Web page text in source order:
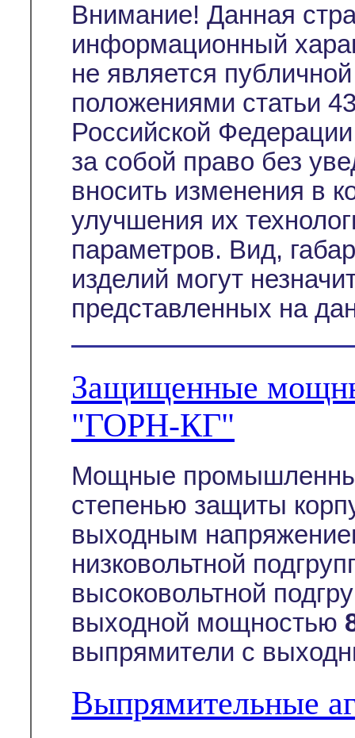
Внимание! Данная
информационный
не является
положениями статьи
Российской
за собой право без
вносить изменения в
улучшения их
параметров. Вид,
изделий могут
представленных на
Защищенные
"ГОРН-КГ"
Мощные
степенью защиты
выходным
низковольтной
высоковольтной
выходной мощностью
выпрямители с
Выпрямительные